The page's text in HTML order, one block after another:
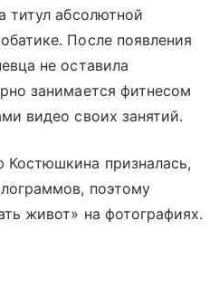
титул абсолютной
После появления
не оставила
занимается фитнесом
видео своих занятий.
призналась,
поэтому
живот» на фотографиях.